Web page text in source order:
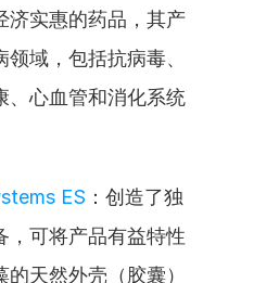
济实惠的药品，其产
域，包括抗病毒、
、心血管和消化系统
ES ：创造了独
，可将产品有益特性
天然外壳（胶囊）